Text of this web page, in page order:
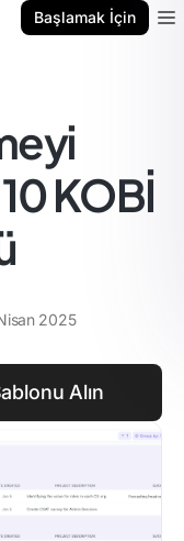
Başlamak İçin
KOBİ
2025
Alın